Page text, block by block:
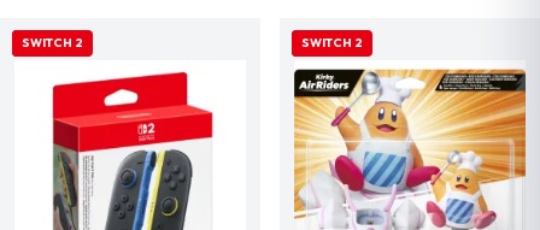
NUEVO
SWITCH 2 NUEVO
SWITCH 2